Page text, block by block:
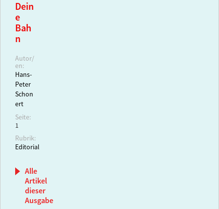
Dein
e
Bah
n
Autor/
en:
Hans-
Peter
Schon
ert
Seite:
1
Rubrik:
Editorial
Alle
Artikel
dieser
Ausgabe